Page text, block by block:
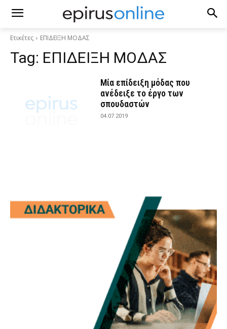
Ετικέτες ΕΠΙΔΕΙΞΗ ΜΟΔΑΣ
Tag: ΕΠΙΔΕΙΞΗ ΜΟΔΑΣ
Μία επίδειξη μόδας που
ανέδειξε το έργο των
σπουδαστών
04.07.2019